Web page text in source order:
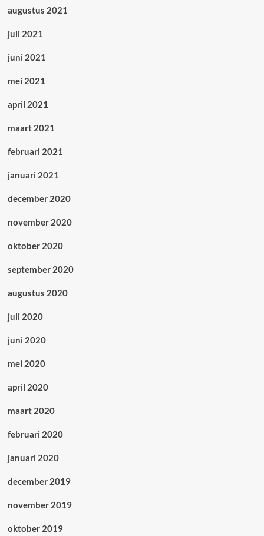
augustus 2021
juli 2021
juni 2021
mei 2021
april 2021
maart 2021
februari 2021
januari 2021
december 2020
november 2020
oktober 2020
september 2020
augustus 2020
juli 2020
juni 2020
mei 2020
april 2020
maart 2020
februari 2020
januari 2020
december 2019
november 2019
oktober 2019